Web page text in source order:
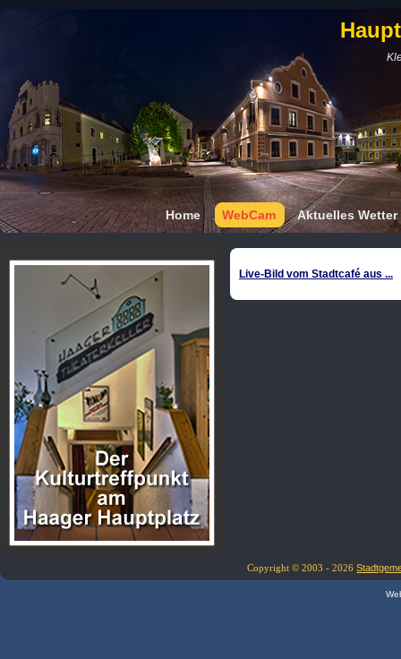
Home WebCam Aktuelles Wetter
Live-Bild vom Stadtcafé aus ...
Copyright © 2003 - 2026